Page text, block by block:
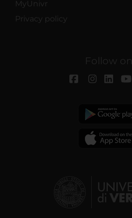
MyUnivr
Privacy policy
Follow on